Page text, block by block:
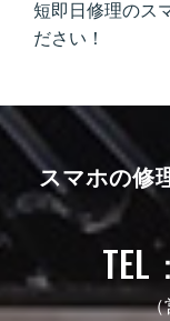
短即日修理のス
ださい！
スマホの修
TEL
（